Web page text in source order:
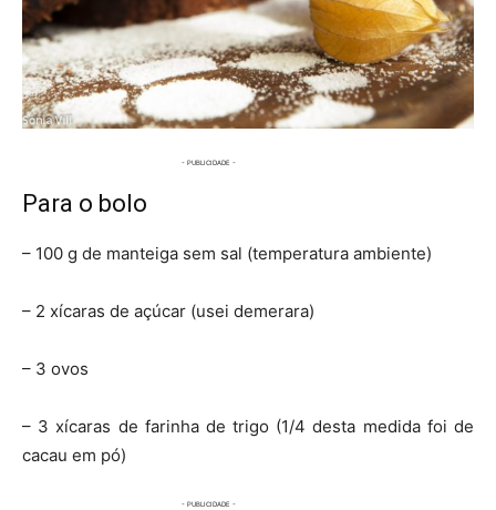
Para o bolo
– 100 g de manteiga sem sal (temperatura ambiente)
– 2 xícaras de açúcar (usei demerara)
– 3 ovos
– 3 xícaras de farinha de trigo (1/4 desta medida foi de
cacau em pó)